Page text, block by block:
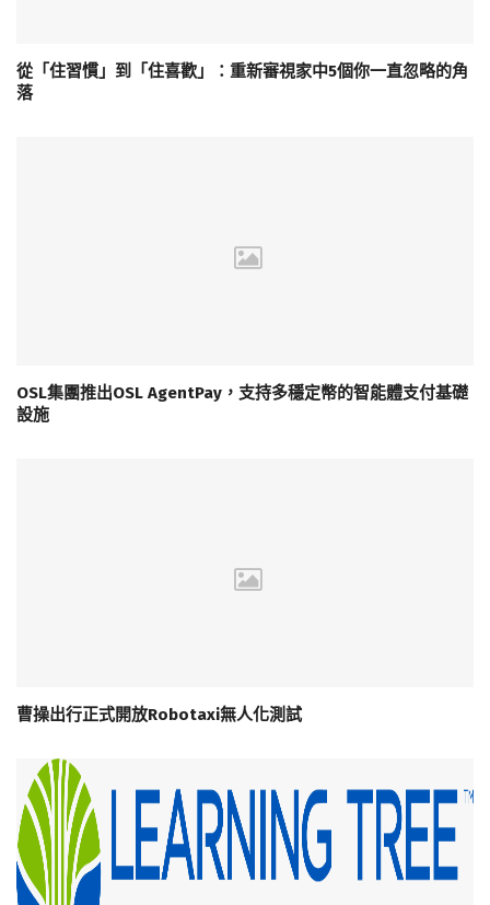
從「住習慣」到「住喜歡」：重新審視家中5個你一直忽略的角
落
OSL集團推出OSL AgentPay，支持多穩定幣的智能體支付基礎
設施
曹操出行正式開放Robotaxi無人化測試